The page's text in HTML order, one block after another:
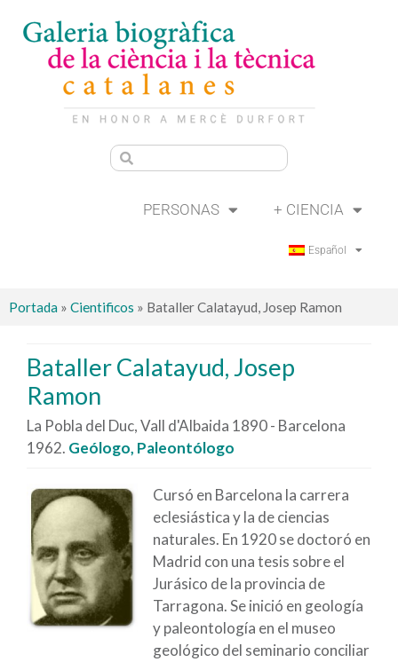
PERSONAS + CIENCIA
Español
Portada » Cientificos » Bataller Calatayud, Josep Ramon
Bataller Calatayud, Josep
Ramon
La Pobla del Duc, Vall d'Albaida 1890 - Barcelona
1962. Geólogo, Paleontólogo
Cursó en Barcelona la carrera
eclesiástica y la de ciencias
naturales. En 1920 se doctoró en
Madrid con una tesis sobre el
Jurásico de la provincia de
Tarragona. Se inició en geología
y paleontología en el museo
geológico del seminario conciliar